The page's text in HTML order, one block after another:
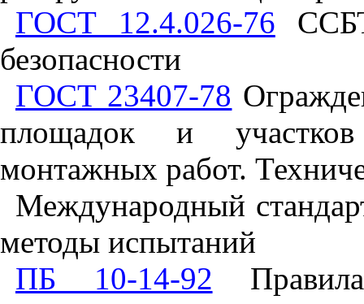
ГОСТ 12.4.026-76
безопасности
ГОСТ 23407-78
площадок и участков
монтажных работ.
Международный
методы испытаний
ПБ 10-14-92